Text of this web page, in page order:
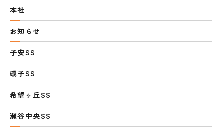
本社
お知らせ
子安SS
磯子SS
希望ヶ丘SS
瀬谷中央SS